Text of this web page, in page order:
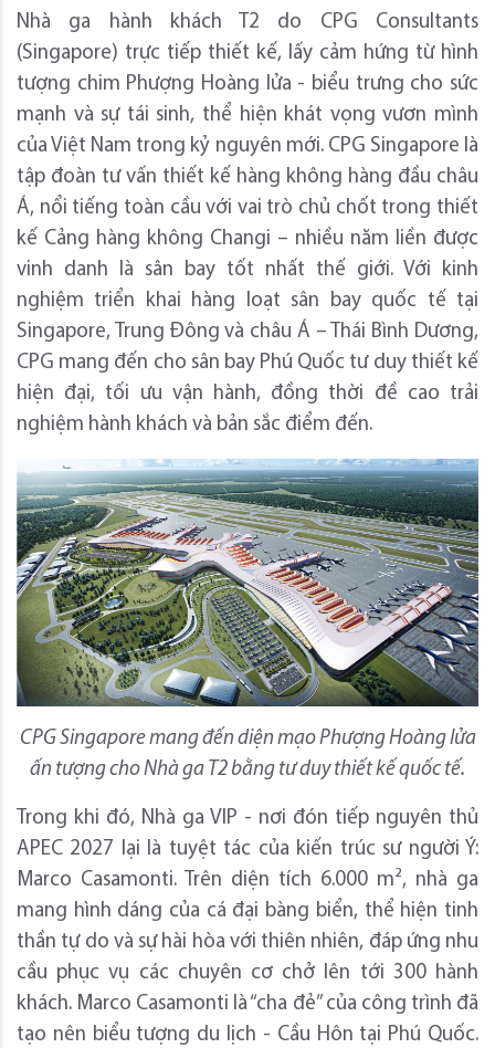
Nhà ga hành khách T2 do CPG Consultants
(Singapore) trực tiếp thiết kế, lấy cảm hứng từ hình
tượng chim Phượng Hoàng lửa - biểu trưng cho sức
mạnh và sự tái sinh, thể hiện khát vọng vươn mình
của Việt Nam trong kỷ nguyên mới. CPG Singapore là
tập đoàn tư vấn thiết kế hàng không hàng đầu châu
Á, nổi tiếng toàn cầu với vai trò chủ chốt trong thiết
kế Cảng hàng không Changi – nhiều năm liền được
vinh danh là sân bay tốt nhất thế giới. Với kinh
nghiệm triển khai hàng loạt sân bay quốc tế tại
Singapore, Trung Đông và châu Á – Thái Bình Dương,
CPG mang đến cho sân bay Phú Quốc tư duy thiết kế
hiện đại, tối ưu vận hành, đồng thời đề cao trải
nghiệm hành khách và bản sắc điểm đến.
CPG Singapore mang đến diện mạo Phượng Hoàng lửa
ấn tượng cho Nhà ga T2 bằng tư duy thiết kế quốc tế.
Trong khi đó, Nhà ga VIP - nơi đón tiếp nguyên thủ
APEC 2027 lại là tuyệt tác của kiến trúc sư người Ý:
Marco Casamonti. Trên diện tích 6.000 m², nhà ga
mang hình dáng của cá đại bàng biển, thể hiện tinh
thần tự do và sự hài hòa với thiên nhiên, đáp ứng nhu
cầu phục vụ các chuyên cơ chở lên tới 300 hành
khách. Marco Casamonti là “cha đẻ” của công trình đã
tạo nên biểu tượng du lịch - Cầu Hôn tại Phú Quốc.